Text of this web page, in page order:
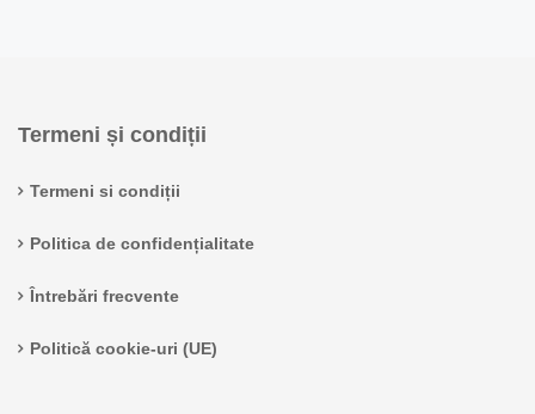
Termeni și condiții
Termeni si condiții
Politica de confidențialitate
Întrebări frecvente
Politică cookie-uri (UE)